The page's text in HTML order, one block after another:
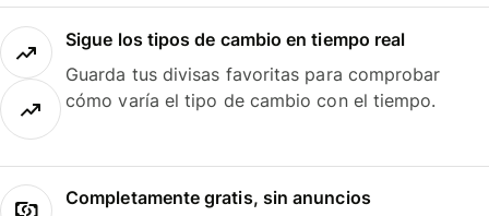
Sigue los tipos de cambio en tiempo real
Guarda tus divisas favoritas para comprobar
cómo varía el tipo de cambio con el tiempo.
Completamente gratis, sin anuncios